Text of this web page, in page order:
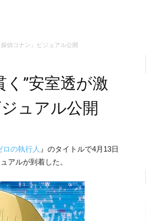
偵コナン』ビジュアル公開
く”安室透が激
ュアル公開
ロの執行人 』のタイトルで4月13日
アルが到着した。